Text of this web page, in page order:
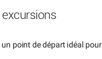
un point de départ idéal pour